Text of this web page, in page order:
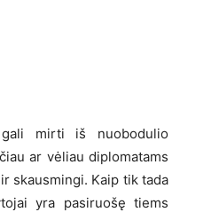
gali mirti iš nuobodulio
ar vėliau diplomatams
skausmingi. Kaip tik tada
yra pasiruošę tiems